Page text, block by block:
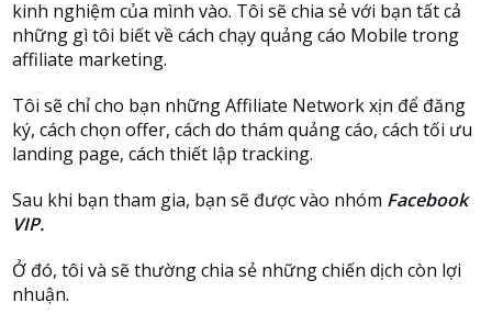
kinh nghiệm của mình vào. Tôi sẽ chia sẻ với bạn tất cả
những gì tôi biết về cách chạy quảng cáo Mobile trong
affiliate marketing.
Tôi sẽ chỉ cho bạn những Affiliate Network xịn để đăng
ký, cách chọn offer, cách do thám quảng cáo, cách tối ưu
landing page, cách thiết lập tracking.
Sau khi bạn tham gia, bạn sẽ được vào nhóm Facebook
VIP.
Ở đó, tôi và sẽ thường chia sẻ những chiến dịch còn lợi
nhuận.